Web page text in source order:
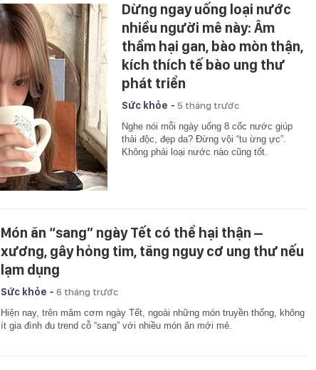
Dừng ngay uống loại nước
nhiều người mê này: Âm
thầm hại gan, bào mòn thận,
kích thích tế bào ung thư
phát triển
Sức khỏe - 5 tháng trước
Nghe nói mỗi ngày uống 8 cốc nước giúp
thải độc, đẹp da? Đừng vội “tu ừng ực”.
Không phải loại nước nào cũng tốt.
Món ăn “sang” ngày Tết có thể hại thận –
xương, gây hỏng tim, tăng nguy cơ ung thư nếu
lạm dụng
Sức khỏe - 6 tháng trước
Hiện nay, trên mâm cơm ngày Tết, ngoài những món truyền thống, không
ít gia đình đu trend cỗ “sang” với nhiều món ăn mới mẻ.